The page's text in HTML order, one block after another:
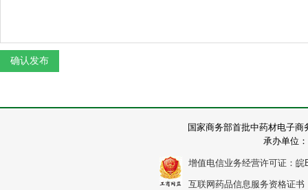
国家商务部首批中药材电子
承办单位
增值电信业务经营许可证：皖
互联网药品信息服务资格证